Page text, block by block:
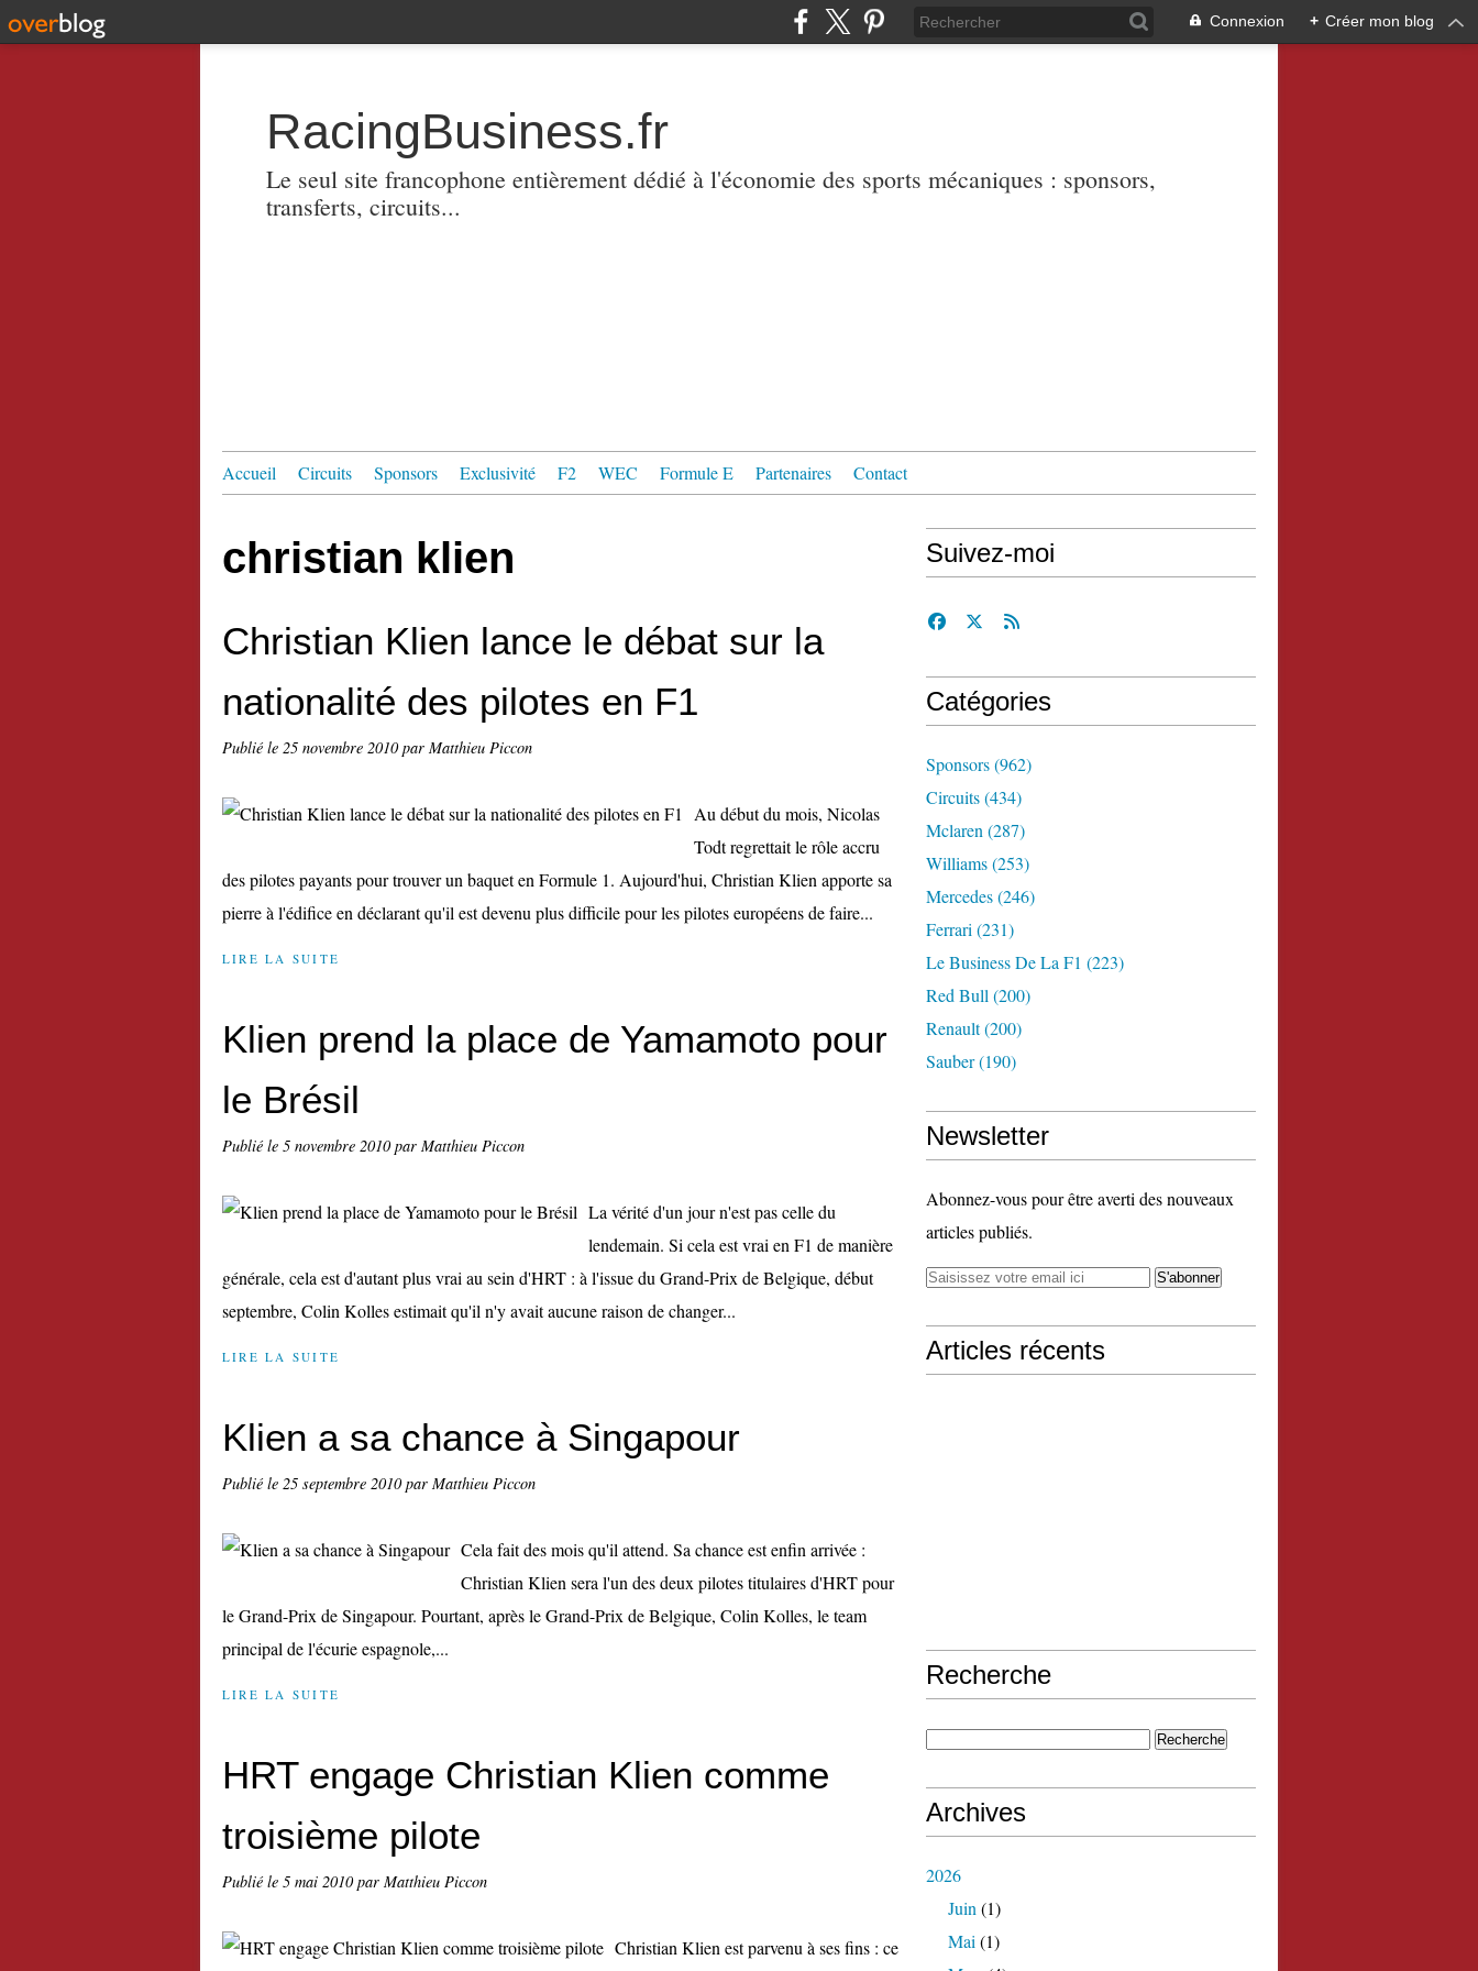
Connexion + Créer mon blog
RacingBusiness.fr
Le seul site francophone entièrement dédié à l'économie des sports mécaniques : sponsors,
transferts, circuits...
Accueil Circuits Sponsors Exclusivité F2 WEC Formule E Partenaires Contact
christian klien
Christian Klien lance le débat sur la
nationalité des pilotes en F1
Publié le 25 novembre 2010par Matthieu Piccon
Au début du mois, Nicolas
Todt regrettait le rôle accru
des pilotes payants pour trouver un baquet en Formule 1. Aujourd'hui, Christian Klien apporte sa
pierre à l'édifice en déclarant qu'il est devenu plus difficile pour les pilotes européens de faire...
LIRE LA SUITE
Klien prend la place de Yamamoto pour
le Brésil
Publié le 5 novembre 2010par Matthieu Piccon
La vérité d'un jour n'est pas celle du
lendemain. Si cela est vrai en F1 de manière
générale, cela est d'autant plus vrai au sein d'HRT : à l'issue du Grand-Prix de Belgique, début
septembre, Colin Kolles estimait qu'il n'y avait aucune raison de changer...
LIRE LA SUITE
Klien a sa chance à Singapour
Publié le 25 septembre 2010par Matthieu Piccon
Cela fait des mois qu'il attend. Sa chance est enfin arrivée :
Christian Klien sera l'un des deux pilotes titulaires d'HRT pour
le Grand-Prix de Singapour. Pourtant, après le Grand-Prix de Belgique, Colin Kolles, le team
principal de l'écurie espagnole,...
LIRE LA SUITE
HRT engage Christian Klien comme
troisième pilote
Publié le 5 mai 2010par Matthieu Piccon
Christian Klien est parvenu à ses fins : ce
Suivez-moi
Catégories
Sponsors(962)
Circuits(434)
Mclaren (287)
Williams(253)
Mercedes(246)
Ferrari (231)
Le Business De La F1 (223)
Red Bull (200)
Renault(200)
Sauber(190)
Newsletter
Abonnez-vous pour être averti des nouveaux
articles publiés.
Articles récents
Recherche
Archives
2026
Juin (1)
Mai (1)